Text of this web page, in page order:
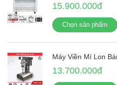
15.900.000đ
Chọn sản phẩm
Máy Viền Mí Lon
13.700.000đ